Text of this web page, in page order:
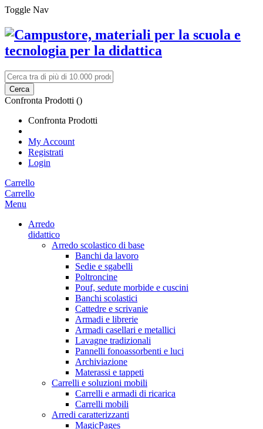
Toggle Nav
Cerca
Confronta Prodotti ()
Confronta Prodotti
My Account
Registrati
Login
Carrello
Carrello
Menu
Arredo
didattico
Arredo scolastico di base
Banchi da lavoro
Sedie e sgabelli
Poltroncine
Pouf, sedute morbide e cuscini
Banchi scolastici
Cattedre e scrivanie
Armadi e librerie
Armadi casellari e metallici
Lavagne tradizionali
Pannelli fonoassorbenti e luci
Archiviazione
Materassi e tappeti
Carrelli e soluzioni mobili
Carrelli e armadi di ricarica
Carrelli mobili
Arredi caratterizzanti
MagicPages